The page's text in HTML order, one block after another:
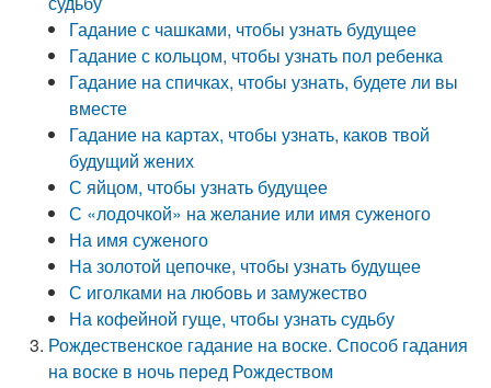
Гадание с чашками, чтобы узнать будущее
Гадание с кольцом, чтобы узнать пол ребенка
Гадание на спичках, чтобы узнать, будете ли вы
вместе
Гадание на картах, чтобы узнать, каков твой
будущий жених
С яйцом, чтобы узнать будущее
С «лодочкой» на желание или имя суженого
На имя суженого
На золотой цепочке, чтобы узнать будущее
С иголками на любовь и замужество
На кофейной гуще, чтобы узнать судьбу
Рождественское гадание на воске. Способ гадания
на воске в ночь перед Рождеством